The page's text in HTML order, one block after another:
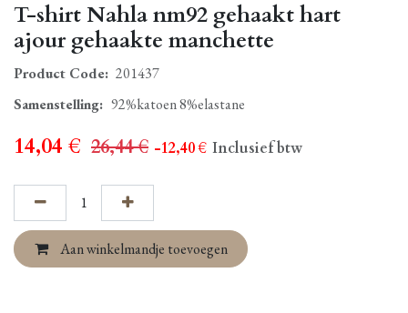
T-shirt Nahla nm92 gehaakt hart
ajour gehaakte manchette
Product Code: 201437
Samenstelling: 92%katoen 8%elastane
14,04 € 26,44€ - 12,40€ Inclusief btw
Aan winkelmandje toevoegen